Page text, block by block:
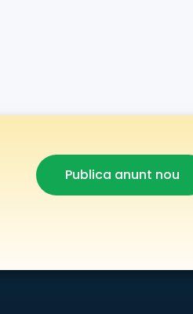
Publica anunt nou